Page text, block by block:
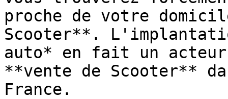
proche de votre
Scooter**.
auto* en fait un
**vente de Scooter**
France.